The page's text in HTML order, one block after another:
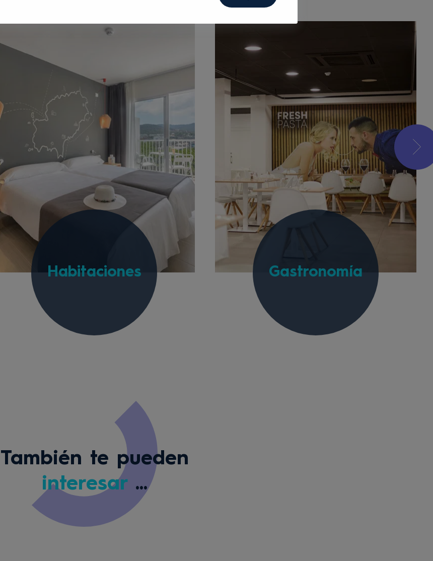
Habitaciones Gastronomía
También te pueden
interesar ...